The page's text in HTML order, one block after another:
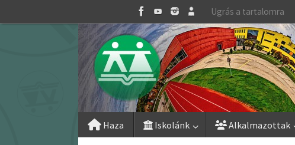
to
Ugrás a tartalomra
Skip
Haza Iskolánk Alkalmazottak